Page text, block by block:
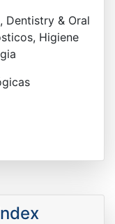
Dentistry & Oral
Higiene